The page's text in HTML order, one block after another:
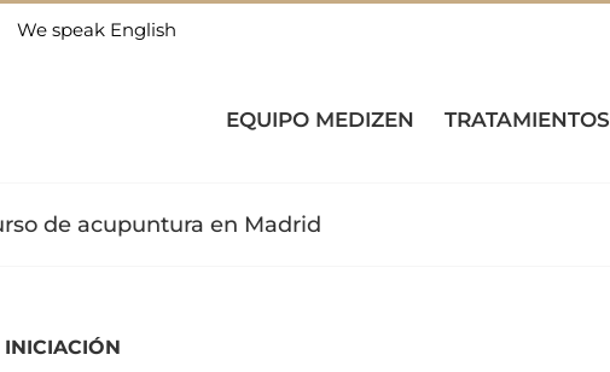
We speak English
EQUIPO MEDIZEN TRATAMIENTOS
de acupuntura en Madrid